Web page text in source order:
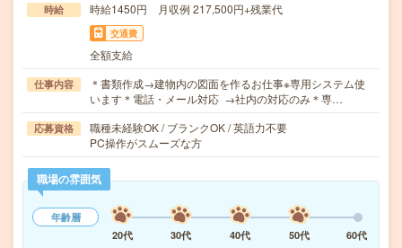
時給 時給1450円 月収例 217,500円+残業代
交通費
全額支給
仕事内容
＊書類作成→建物内の図面を作るお仕事※専用システム使
います＊電話・メール対応 →社内の対応のみ＊専…
応募資格
職種未経験OK / ブランクOK / 英語力不要
PC操作がスムーズな方
職場の雰囲気
年齢層
20代
30代 40代 50代
60代